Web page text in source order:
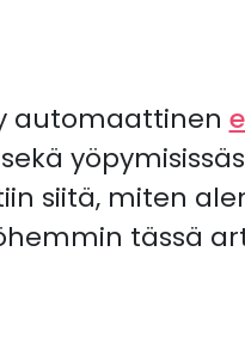
automaattinen
siitä, miten
tässä